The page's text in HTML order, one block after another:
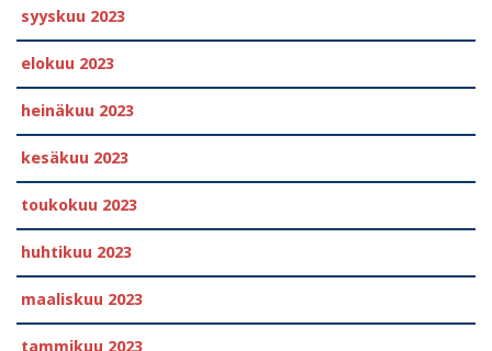
syyskuu 2023
elokuu 2023
heinäkuu 2023
kesäkuu 2023
toukokuu 2023
huhtikuu 2023
maaliskuu 2023
tammikuu 2023